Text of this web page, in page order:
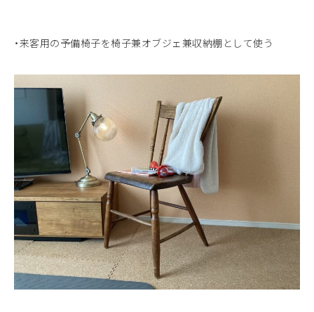
・来客用の予備椅子を椅子兼オブジェ兼収納棚として使う